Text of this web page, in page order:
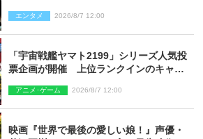
エンタメ 2026/8/7 12:00
「宇宙戦艦ヤマト2199」シリーズ人気投
票企画が開催 上位ランクインのキャラ
を制作
アニメ･ゲーム 2026/8/7 12:00
映画『世界で最後の愛しい娘！』声優・